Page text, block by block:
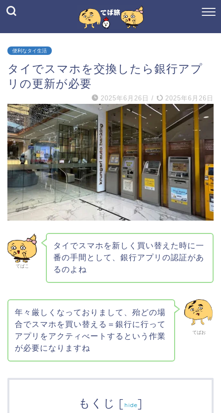
便利なタイ生活
タイでスマホを交換したら銀行アプ
リの更新が必要
2025年6月26日 / 2025年6月26日
てばこ
タイでスマホを新しく買い替えた時に一
番の手間として、銀行アプリの認証があ
るのよね
てばお
年々厳しくなっておりまして、殆どの場
合でスマホを買い替える＝銀行に行って
アプリをアクティべートするという作業
が必要になりますね
もくじ [ hide]